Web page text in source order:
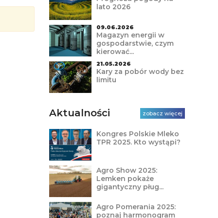
lato 2026
09.06.2026
Magazyn energii w
gospodarstwie, czym
kierować...
21.05.2026
Kary za pobór wody bez
limitu
Aktualności zobacz więcej
Kongres Polskie Mleko
TPR 2025. Kto wystąpi?
Agro Show 2025:
Lemken pokaże
gigantyczny pług...
Agro Pomerania 2025:
poznaj harmonogram